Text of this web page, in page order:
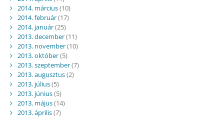
2014. március(10)
2014. február(17)
2014. január(25)
2013. december(11)
2013. november(10)
2013. október(5)
2013. szeptember(7)
2013. augusztus(2)
2013. július(5)
2013. június(5)
2013. május(14)
2013. április(7)